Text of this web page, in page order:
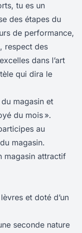
tu es un
des étapes du
de performance,
respect des
dans l’art
qui dira le
magasin et
du mois ».
au
magasin.
magasin attractif
et doté d’un
seconde nature